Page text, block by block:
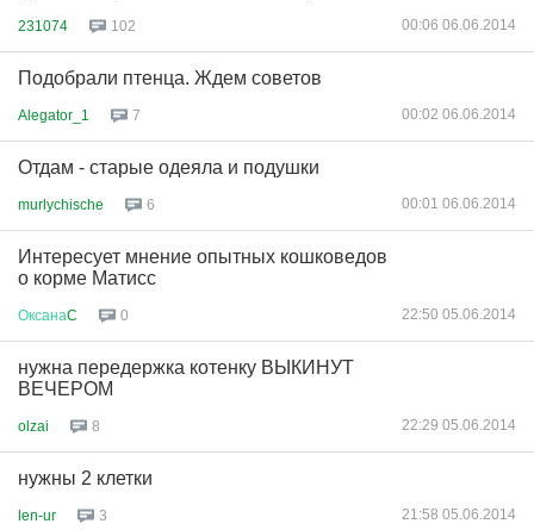
231074 102 00:06 06.06.2014
Подобрали птенца. Ждем советов
Alegator_1 7 00:02 06.06.2014
Отдам - старые одеяла и подушки
murlychische 6 00:01 06.06.2014
Интересует мнение опытных кошковедов
о корме Матисс
ОксанаC 0 22:50 05.06.2014
нужна передержка котенку ВЫКИНУТ
ВЕЧЕРОМ
olzai 8 22:29 05.06.2014
нужны 2 клетки
len-ur 3 21:58 05.06.2014